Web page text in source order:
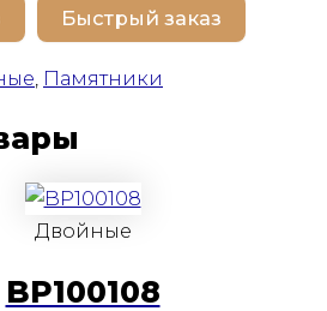
Быстрый заказ
Памятники
Двойные
BP100108